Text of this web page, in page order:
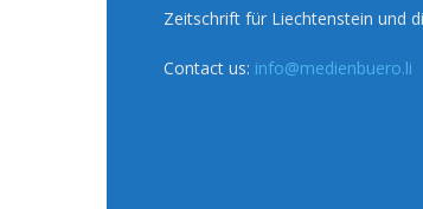
Zeitschrift für Liechtenstein und
Contact us: info@medienbuero.li